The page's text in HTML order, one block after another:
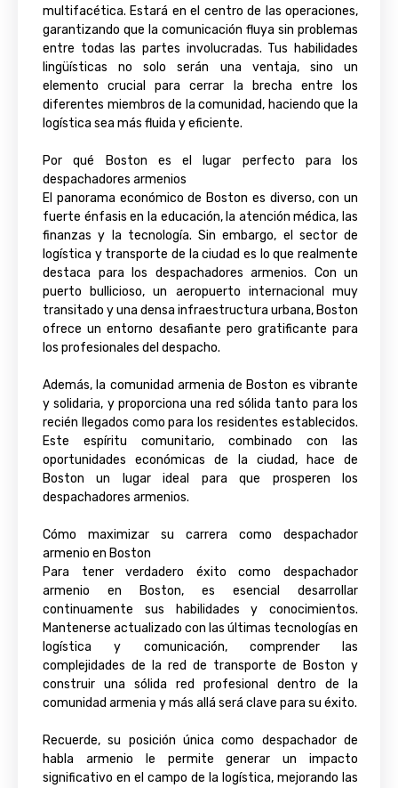
multifacética. Estará en el centro de las operaciones,
garantizando que la comunicación fluya sin problemas
entre todas las partes involucradas. Tus habilidades
lingüísticas no solo serán una ventaja, sino un
elemento crucial para cerrar la brecha entre los
diferentes miembros de la comunidad, haciendo que la
logística sea más fluida y eficiente.
Por qué Boston es el lugar perfecto para los
despachadores armenios
El panorama económico de Boston es diverso, con un
fuerte énfasis en la educación, la atención médica, las
finanzas y la tecnología. Sin embargo, el sector de
logística y transporte de la ciudad es lo que realmente
destaca para los despachadores armenios. Con un
puerto bullicioso, un aeropuerto internacional muy
transitado y una densa infraestructura urbana, Boston
ofrece un entorno desafiante pero gratificante para
los profesionales del despacho.
Además, la comunidad armenia de Boston es vibrante
y solidaria, y proporciona una red sólida tanto para los
recién llegados como para los residentes establecidos.
Este espíritu comunitario, combinado con las
oportunidades económicas de la ciudad, hace de
Boston un lugar ideal para que prosperen los
despachadores armenios.
Cómo maximizar su carrera como despachador
armenio en Boston
Para tener verdadero éxito como despachador
armenio en Boston, es esencial desarrollar
continuamente sus habilidades y conocimientos.
Mantenerse actualizado con las últimas tecnologías en
logística y comunicación, comprender las
complejidades de la red de transporte de Boston y
construir una sólida red profesional dentro de la
comunidad armenia y más allá será clave para su éxito.
Recuerde, su posición única como despachador de
habla armenio le permite generar un impacto
significativo en el campo de la logística, mejorando las